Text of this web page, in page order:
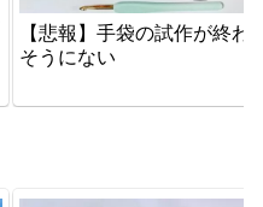
【悲報】手袋の試作が終わ
そうにない